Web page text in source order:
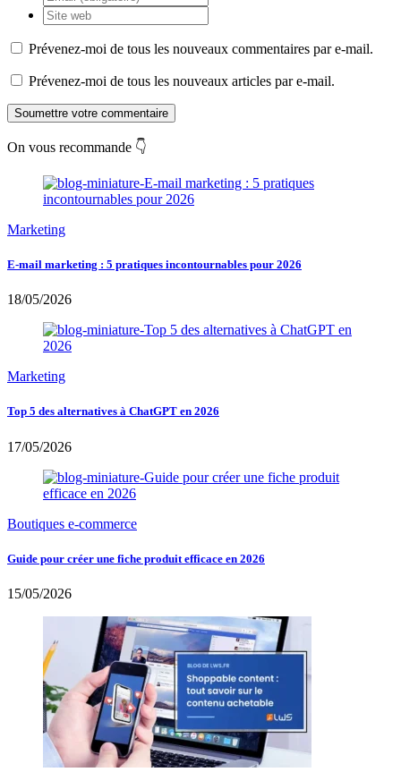
Prévenez-moi de tous les nouveaux commentaires par e-mail.
Prévenez-moi de tous les nouveaux articles par e-mail.
Soumettre votre commentaire
On vous recommande 👇
Marketing
E-mail marketing : 5 pratiques incontournables pour 2026
18/05/2026
Marketing
Top 5 des alternatives à ChatGPT en 2026
17/05/2026
Boutiques e-commerce
Guide pour créer une fiche produit efficace en 2026
15/05/2026